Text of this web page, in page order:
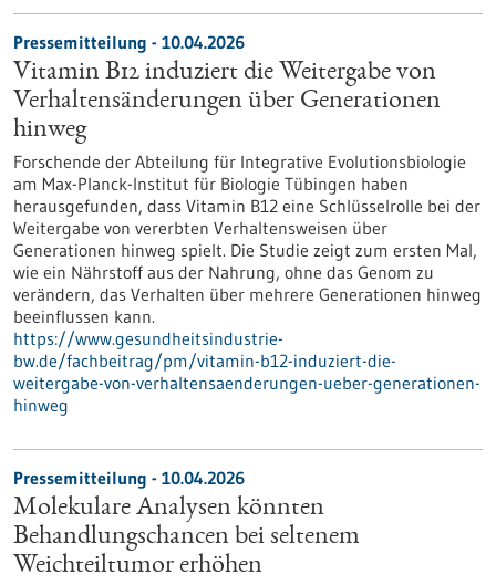
Pressemitteilung - 10.04.2026
Vitamin B12 induziert die Weitergabe von
Verhaltensänderungen über Generationen
hinweg
Forschende der Abteilung für Integrative Evolutionsbiologie
am Max-Planck-Institut für Biologie Tübingen haben
herausgefunden, dass Vitamin B12 eine Schlüsselrolle bei der
Weitergabe von vererbten Verhaltensweisen über
Generationen hinweg spielt. Die Studie zeigt zum ersten Mal,
wie ein Nährstoff aus der Nahrung, ohne das Genom zu
verändern, das Verhalten über mehrere Generationen hinweg
beeinflussen kann.
https://www.gesundheitsindustrie-
bw.de/fachbeitrag/pm/vitamin-b12-induziert-die-
weitergabe-von-verhaltensaenderungen-ueber-generationen-
hinweg
Pressemitteilung - 10.04.2026
Molekulare Analysen könnten
Behandlungschancen bei seltenem
Weichteiltumor erhöhen